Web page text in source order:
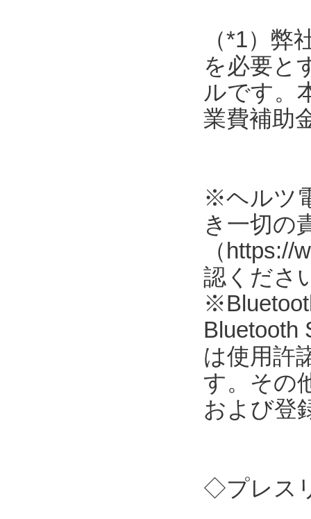
（*1）
を必要と
ルです。
業費補助
※ヘルツ
き一切の
（
認くださ
Bluetooth
は使用許
す。その
および登
◇プレス